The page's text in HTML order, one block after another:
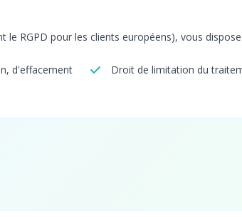
RGPD pour les clients européens), vous
d'effacement
Droit de limitation du